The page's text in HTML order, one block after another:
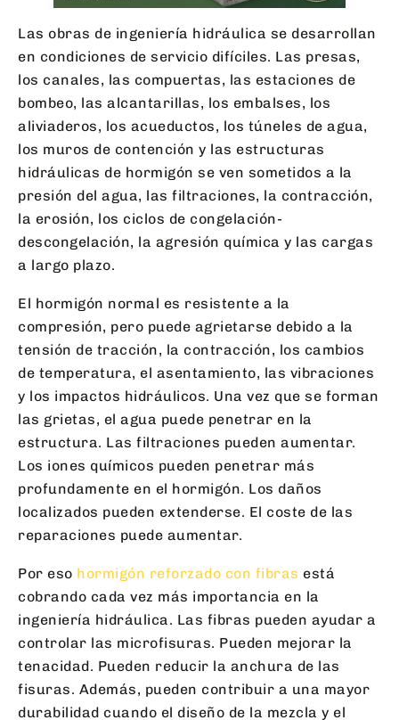
Las obras de ingeniería hidráulica se desarrollan
en condiciones de servicio difíciles. Las presas,
los canales, las compuertas, las estaciones de
bombeo, las alcantarillas, los embalses, los
aliviaderos, los acueductos, los túneles de agua,
los muros de contención y las estructuras
hidráulicas de hormigón se ven sometidos a la
presión del agua, las filtraciones, la contracción,
la erosión, los ciclos de congelación-
descongelación, la agresión química y las cargas
a largo plazo.
El hormigón normal es resistente a la
compresión, pero puede agrietarse debido a la
tensión de tracción, la contracción, los cambios
de temperatura, el asentamiento, las vibraciones
y los impactos hidráulicos. Una vez que se forman
las grietas, el agua puede penetrar en la
estructura. Las filtraciones pueden aumentar.
Los iones químicos pueden penetrar más
profundamente en el hormigón. Los daños
localizados pueden extenderse. El coste de las
reparaciones puede aumentar.
Por eso hormigón reforzado con fibras está
cobrando cada vez más importancia en la
ingeniería hidráulica. Las fibras pueden ayudar a
controlar las microfisuras. Pueden mejorar la
tenacidad. Pueden reducir la anchura de las
fisuras. Además, pueden contribuir a una mayor
durabilidad cuando el diseño de la mezcla y el